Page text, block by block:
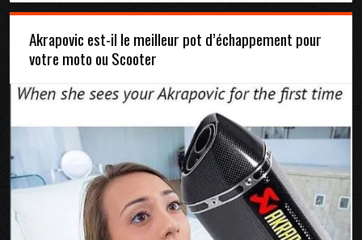
Akrapovic est-il le meilleur pot d’échappement pour
votre moto ou Scooter